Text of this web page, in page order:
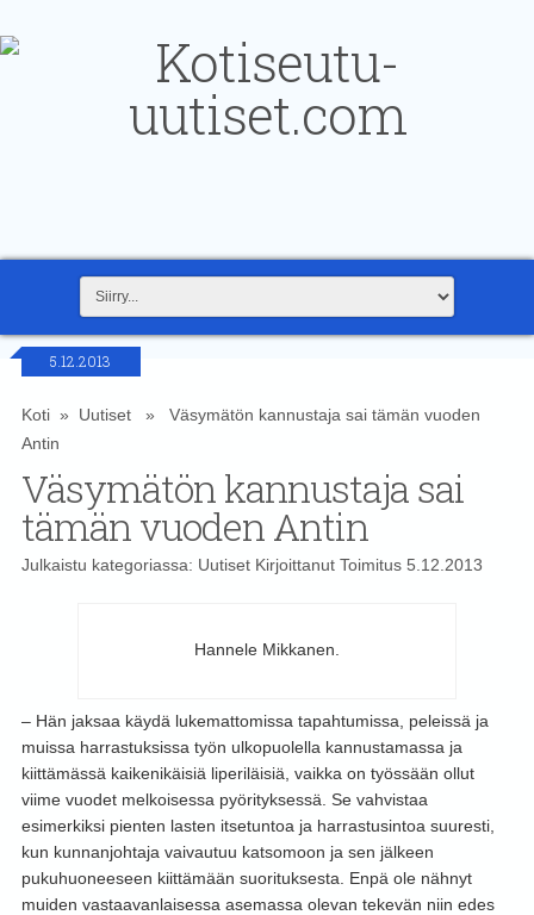
5.12.2013
Koti» Uutiset» Väsymätön kannustaja sai tämän vuoden
Antin
Väsymätön kannustaja sai
tämän vuoden Antin
Julkaistu kategoriassa: UutisetKirjoittanut Toimitus5.12.2013
Hannele Mikkanen.
– Hän jaksaa käydä lukemattomissa tapahtumissa, peleissä ja
muissa harrastuksissa työn ulkopuolella kannustamassa ja
kiittämässä kaikenikäisiä liperiläisiä, vaikka on työssään ollut
viime vuodet melkoisessa pyörityksessä. Se vahvistaa
esimerkiksi pienten lasten itsetuntoa ja harrastusintoa suuresti,
kun kunnanjohtaja vaivautuu katsomoon ja sen jälkeen
pukuhuoneeseen kiittämään suorituksesta. Enpä ole nähnyt
muiden vastaavanlaisessa asemassa olevan tekevän niin edes